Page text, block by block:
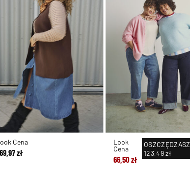
Cena
zł
Look
Cena
66,50 zł
OSZCZĘDZASZ
123,49 zł